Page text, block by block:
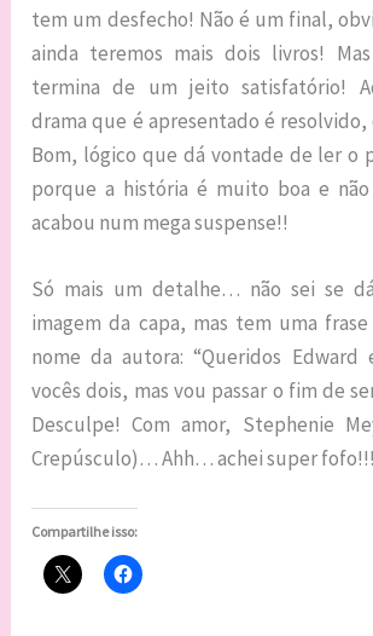
tem um desfecho! Não é um final,
ainda teremos mais dois livros!
termina de um jeito satisfatório!
drama que é apresentado é
Bom, lógico que dá vontade de ler o
porque a história é muito boa e
acabou num mega suspense!!
Só mais um detalhe… não sei se
imagem da capa, mas tem uma
nome da autora: “Queridos Edward
vocês dois, mas vou passar o fim de
Desculpe! Com amor, Stephenie
Crepúsculo)… Ahh… achei super
Compartilhe isso: